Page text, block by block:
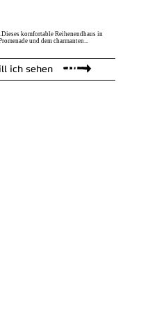
komfortable Reihenendhaus in
und dem charmanten...
ich sehen